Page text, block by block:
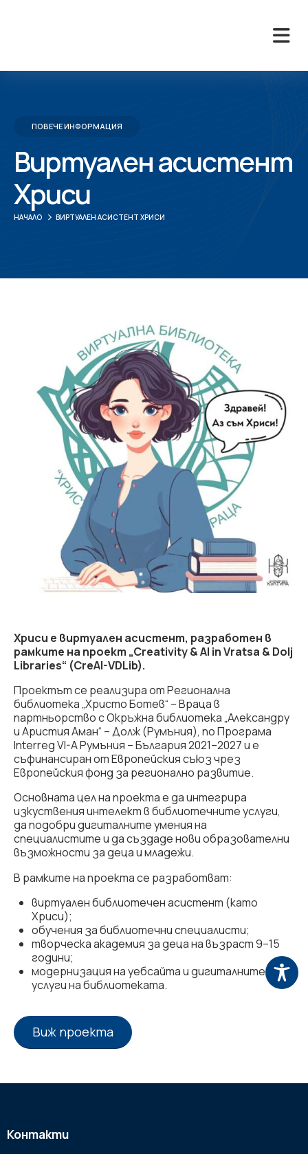
ПОВЕЧЕ ИНФОРМАЦИЯ
Виртуален асистент
Хриси
НАЧАЛО ВИРТУАЛЕН АСИСТЕНТ ХРИСИ
Хриси е виртуален асистент, разработен в
рамките на проект „Creativity & AI in Vratsa & Dolj
Libraries“ (CreAI-VDLib).
Проектът се реализира от Регионална
библиотека „Христо Ботев“ – Враца в
партньорство с Окръжна библиотека „Александру
и Аристия Аман“ – Долж (Румъния), по Програма
Interreg VI-A Румъния – България 2021–2027 и е
съфинансиран от Европейския съюз чрез
Европейския фонд за регионално развитие.
Основната цел на проекта е да интегрира
изкуствения интелект в библиотечните услуги,
да подобри дигиталните умения на
специалистите и да създаде нови образователни
възможности за деца и младежи.
В рамките на проекта се разработват:
виртуален библиотечен асистент (като
Хриси);
обучения за библиотечни специалисти;
творческа академия за деца на възраст 9–15
години;
модернизация на уебсайта и дигиталните
услуги на библиотеката.
Виж проекта
Контакти